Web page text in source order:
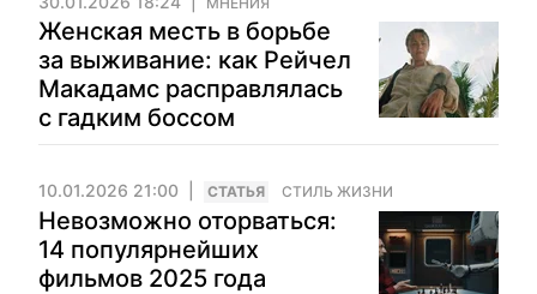
Женская месть в борьбе
за выживание: как Рейчел
Макадамс расправлялась
с гадким боссом
10.01.2026 21:00 CТАТЬЯ СТИЛЬ ЖИЗНИ
Невозможно оторваться:
14 популярнейших
фильмов 2025 года